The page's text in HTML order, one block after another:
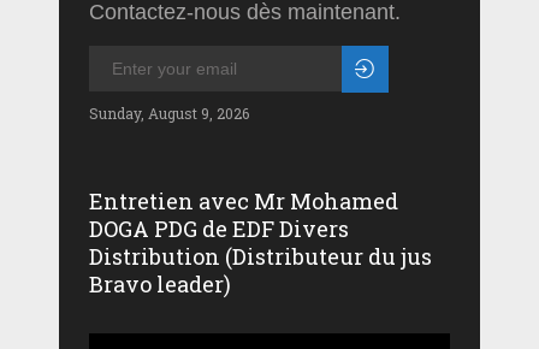
Contactez-nous dès maintenant.
Sunday, August 9, 2026
Entretien avec Mr Mohamed
DOGA PDG de EDF Divers
Distribution (Distributeur du jus
Bravo leader)